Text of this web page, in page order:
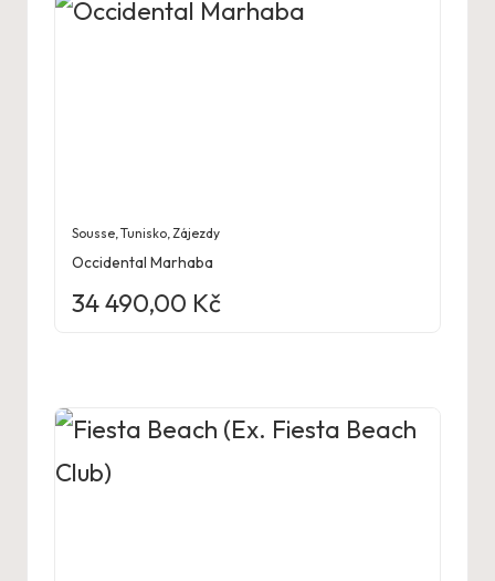
Sousse,Tunisko,Zájezdy
Occidental Marhaba
34 490,00 Kč